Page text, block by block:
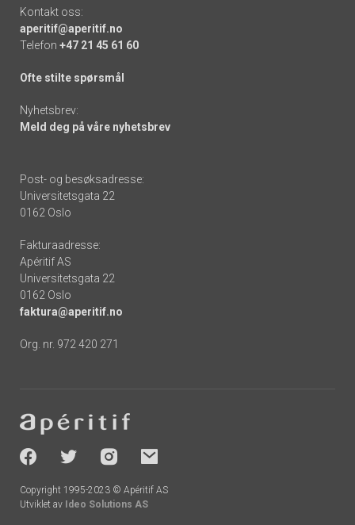
Kontakt oss:
aperitif@aperitif.no
Telefon +47 21 45 61 60
Ofte stilte spørsmål
Nyhetsbrev:
Meld deg på våre nyhetsbrev
Post- og besøksadresse:
Universitetsgata 22
0162 Oslo
Fakturaadresse:
Apéritif AS
Universitetsgata 22
0162 Oslo
faktura@aperitif.no
Org. nr. 972 420 271
-
socials
Copyright 1995-2023 © Apéritif AS
Utviklet av Ideo Solutions AS